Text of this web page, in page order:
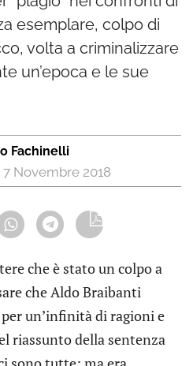
esemplare, colpo di
volta a criminalizzare
un’epoca e le sue
Fachinelli
7 Novembre 2018
che è stato un colpo a
che Aldo Braibanti
un’infinità di ragioni e
riassunto della sentenza